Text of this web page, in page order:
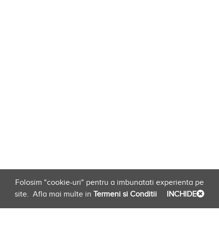
Folosim "cookie-uri" pentru a imbunatati experienta pe
site. Afla mai multe in Termeni si Conditii INCHIDE